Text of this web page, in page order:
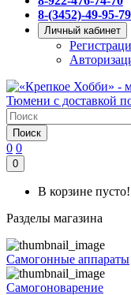
8-(3452)-49-95-79
Личный кабинет
Поиск
0 0
0
В корзине пусто!
Разделы магазина
Самогонные аппараты
Самогоноварение